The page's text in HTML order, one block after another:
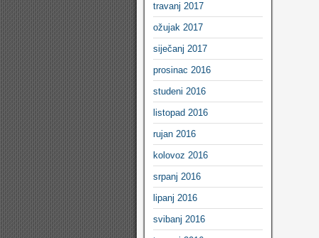
travanj 2017
ožujak 2017
siječanj 2017
prosinac 2016
studeni 2016
listopad 2016
rujan 2016
kolovoz 2016
srpanj 2016
lipanj 2016
svibanj 2016